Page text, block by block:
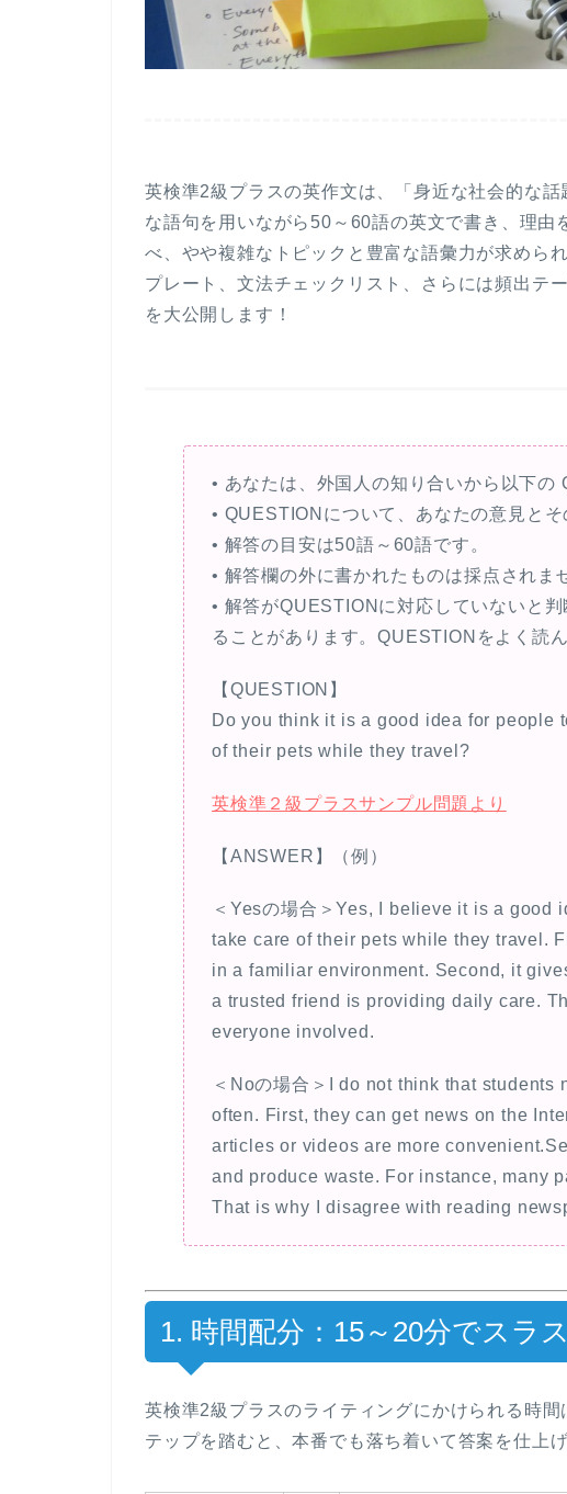
英検準2級プラスの英作文は、「 身近な社会的な話
な語句を用いながら50～60語の英文で書き、理由
べ、やや複雑なトピックと豊富な語彙力が求めら
プレート、文法チェックリスト、さらには頻出テ
を大公開します！
• あなたは、外国人の知り合いから以下の
• QUESTIONについて、あなたの意見と
• 解答の目安は50語～60語です。
• 解答欄の外に書かれたものは採点されま
• 解答がQUESTIONに対応していないと
ることがあります。QUESTIONをよく読
【QUESTION】
Do you think it is a good idea for people
of their pets while they travel?
英検準２級プラスサンプル問題より
【ANSWER】（例）
＜Yesの場合＞Yes, I believe it is a good
take care of their pets while they travel.
in a familiar environment. Second, it
a trusted friend is providing daily care.
everyone involved.
＜Noの場合＞I do not think that students
often. First, they can get news on the
articles or videos are more
and produce waste. For instance, many
That is why I disagree with reading
1. 時間配分：15～20分でスラ
英検準2級プラスのライティングにかけられる時間
テップを踏むと、本番でも落ち着いて答案を仕上げ